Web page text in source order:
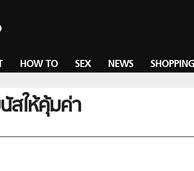
HOW TO SEX NEWS SHOPPING
สให้คุ้มค่า